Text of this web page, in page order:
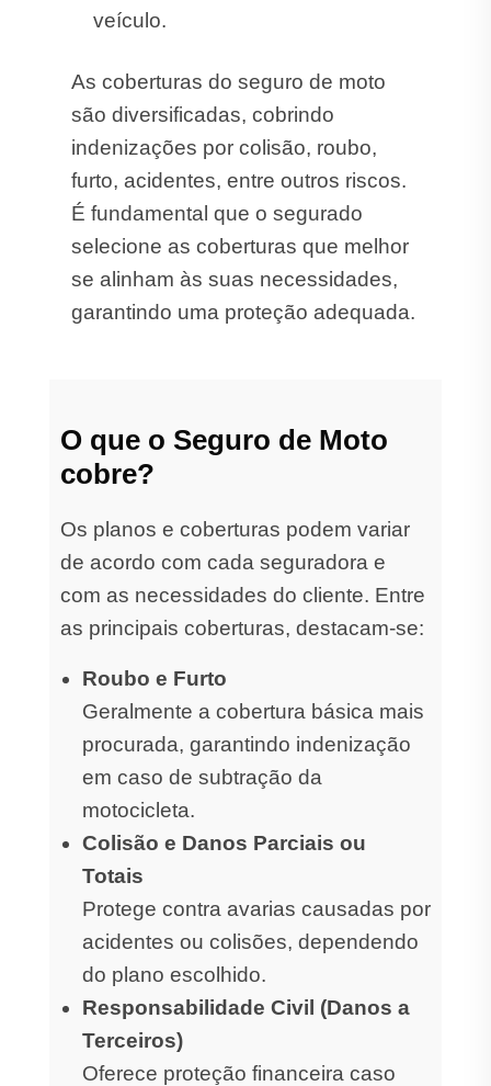
veículo.
As coberturas do seguro de moto
são diversificadas, cobrindo
indenizações por colisão, roubo,
furto, acidentes, entre outros riscos.
É fundamental que o segurado
selecione as coberturas que melhor
se alinham às suas necessidades,
garantindo uma proteção adequada.
O que o Seguro de Moto
cobre?
Os planos e coberturas podem variar
de acordo com cada seguradora e
com as necessidades do cliente. Entre
as principais coberturas, destacam-se:
Roubo e Furto
Geralmente a cobertura básica mais
procurada, garantindo indenização
em caso de subtração da
motocicleta.
Colisão e Danos Parciais ou
Totais
Protege contra avarias causadas por
acidentes ou colisões, dependendo
do plano escolhido.
Responsabilidade Civil (Danos a
Terceiros)
Oferece proteção financeira caso